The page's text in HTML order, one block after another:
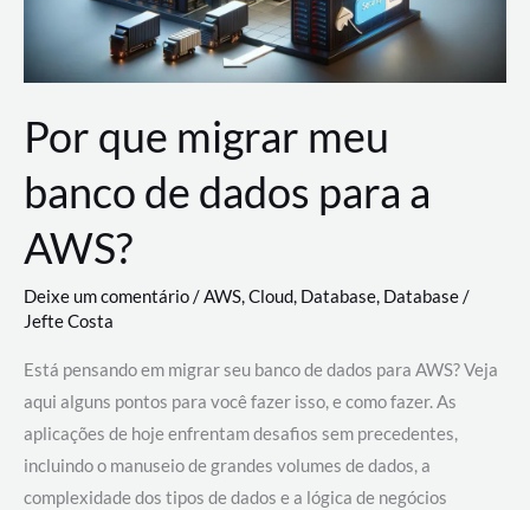
Por que migrar meu
banco de dados para a
AWS?
Deixe um comentário/AWS,Cloud, Database, Database/
Jefte Costa
Está pensando em migrar seu banco de dados para AWS? Veja
aqui alguns pontos para você fazer isso, e como fazer. As
aplicações de hoje enfrentam desafios sem precedentes,
incluindo o manuseio de grandes volumes de dados, a
complexidade dos tipos de dados e a lógica de negócios